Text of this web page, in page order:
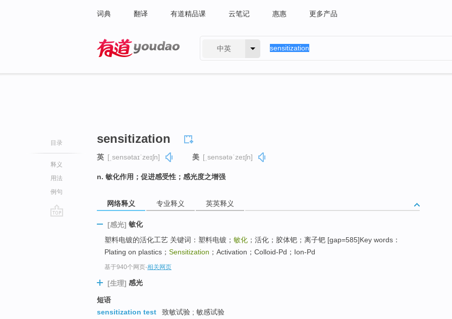
词典 翻译 有道精品课 云笔记 惠惠 更多产品
中英
目录
释义
用法
例句
sensitization
英 [ˌsensətaɪˈzeɪʃn] 美 [ˌsensətəˈzeɪʃn]
n. 敏化作用；促进感受性；感光度之增强
网络释义 专业释义 英英释义
[感光] 敏化
塑料电镀的活化工艺 关键词：塑料电镀； 敏化 ；活化；胶体钯；离子钯 [gap=585]Key words：
Plating on plastics； Sensitization ；Activation；Colloid-Pd；Ion-Pd
基于940个网页-相关网页
[生理] 感光
短语
sensitization test
致敏试验 ; 敏感试验